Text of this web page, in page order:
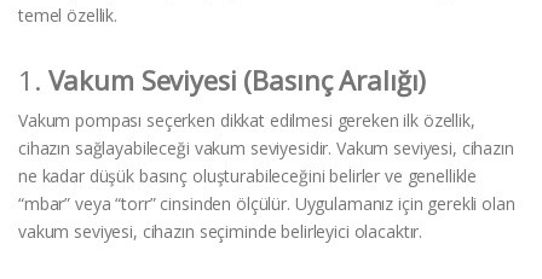
temel özellik.
1. Vakum Seviyesi (Basınç Aralığı)
Vakum pompası seçerken dikkat edilmesi gereken ilk özellik,
cihazın sağlayabileceği vakum seviyesidir. Vakum seviyesi, cihazın
ne kadar düşük basınç oluşturabileceğini belirler ve genellikle
“mbar” veya “torr” cinsinden ölçülür. Uygulamanız için gerekli olan
vakum seviyesi, cihazın seçiminde belirleyici olacaktır.